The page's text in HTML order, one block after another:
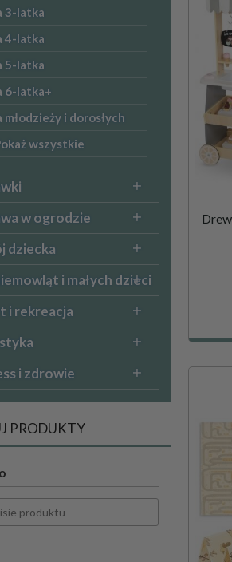
3-latka
4-latka
5-latka
6-latka+
młodzieży i dorosłych
wszystkie
w ogrodzie
dziecka
i małych dzieci
i rekreacja
i zdrowie
PRODUKTY